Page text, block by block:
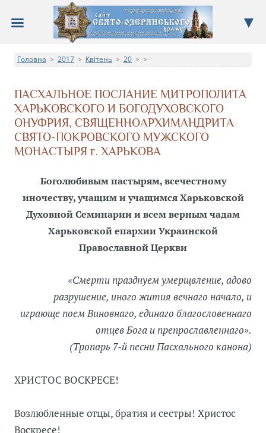
Сайт Свято-Озерянського храму
Про храм, новини, події, недільна школа, фотоальбом
Головна > 2017 > Квітень > 20 > >
ПАСХАЛЬНОЕ ПОСЛАНИЕ МИТРОПОЛИТА
ХАРЬКОВСКОГО И БОГОДУХОВСКОГО
ОНУФРИЯ, СВЯЩЕННОАРХИМАНДРИТА
СВЯТО-ПОКРОВСКОГО МУЖСКОГО
МОНАСТЫРЯ г. ХАРЬКОВА
Боголюбивым пастырям, всечестному
иночеству, учащим и учащимся Харьковской
Духовной Семинарии и всем верным чадам
Харьковской епархии Украинской
Православной Церкви
«Смерти празднуем умерщвление, адово
разрушение, иного жития вечнаго начало, и
играюще поем Виновнаго, единаго благословеннаго
отцев Бога и препрославленнаго».
(Тропарь 7-й песни Пасхального канона)
ХРИСТОС ВОСКРЕСЕ!
Возлюбленные отцы, братия и сестры! Христос
Воскресе!